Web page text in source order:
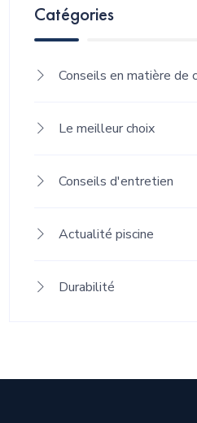
Catégories
Conseils en matière de
Le meilleur choix
Conseils d'entretien
Actualité piscine
Durabilité